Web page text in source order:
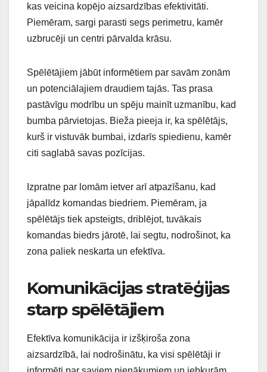
kas veicina kopējo aizsardzības efektivitāti.
Piemēram, sargi parasti segs perimetru, kamēr
uzbrucēji un centri pārvalda krāsu.
Spēlētājiem jābūt informētiem par savām zonām
un potenciālajiem draudiem tajās. Tas prasa
pastāvīgu modrību un spēju mainīt uzmanību, kad
bumba pārvietojas. Bieža pieeja ir, ka spēlētājs,
kurš ir vistuvāk bumbai, izdarīs spiedienu, kamēr
citi saglabā savas pozīcijas.
Izpratne par lomām ietver arī atpazīšanu, kad
jāpalīdz komandas biedriem. Piemēram, ja
spēlētājs tiek apsteigts, driblējot, tuvākais
komandas biedrs jārotē, lai segtu, nodrošinot, ka
zona paliek neskarta un efektīva.
Komunikācijas stratēģijas
starp spēlētājiem
Efektīva komunikācija ir izšķiroša zona
aizsardzībā, lai nodrošinātu, ka visi spēlētāji ir